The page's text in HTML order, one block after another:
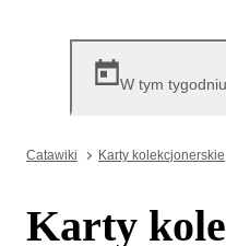
W tym tygodniu
Catawiki Karty kolekcjonerskie
Karty